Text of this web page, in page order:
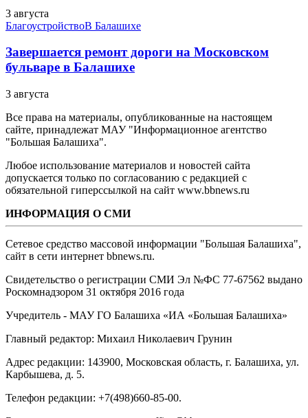
3 августа
БлагоустройствоВ Балашихе
Завершается ремонт дороги на Московском
бульваре в Балашихе
3 августа
Все права на материалы, опубликованные на настоящем
сайте, принадлежат МАУ "Информационное агентство
"Большая Балашиха".
Любое использование материалов и новостей сайта
допускается только по согласованию с редакцией с
обязательной гиперссылкой на сайт www.bbnews.ru
ИНФОРМАЦИЯ О СМИ
Сетевое средство массовой информации "Большая Балашиха",
сайт в сети интернет bbnews.ru.
Свидетельство о регистрации СМИ Эл №ФС ‎77-67562 выдано
Роскомнадзором 31 октября 2016 года
Учредитель - МАУ ГО Балашиха «ИА «Большая Балашиха»
Главный редактор: Михаил Николаевич Грунин
Адрес редакции: 143900, Московская область, г. Балашиха, ул.
Карбышева, д. 5.
Телефон редакции: +7(498)660-85-00.